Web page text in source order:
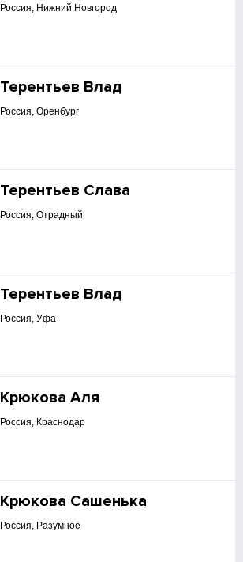
Россия, Нижний Новгород
Терентьев Влад
Россия, Оренбург
Терентьев Слава
Россия, Отрадный
Терентьев Влад
Россия, Уфа
Крюкова Аля
Россия, Краснодар
Крюкова Сашенька
Россия, Разумное